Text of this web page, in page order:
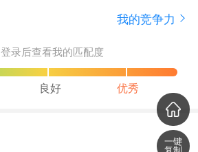
我的竞争力
登录后查看我的匹配度
良好 优秀
一键